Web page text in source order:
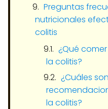
Preguntas
nutricionales
colitis
¿Qué
la colitis?
¿Cuáles
la colitis?